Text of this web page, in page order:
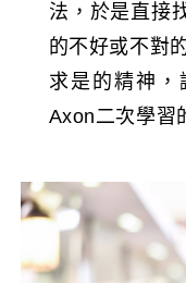
法，於是直接
的不好或不對
求是的精神，
Axon二次學習